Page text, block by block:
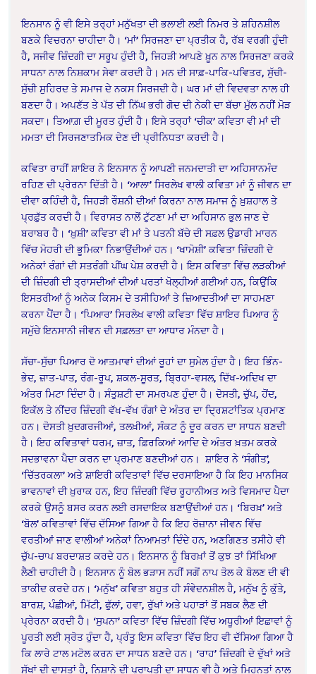
ਇਨਸਾਨ ਨੂੰ ਵੀ ਇਸੇ ਤਰ੍ਹਾਂ ਮਨੁੱਖਤਾ ਦੀ ਭਲਾਈ ਲਈ ਨਿਮਰ ਤੇ ਸ਼ਹਿਨਸ਼ੀਲ
ਬਣਕੇ ਵਿਚਰਨਾ ਚਾਹੀਦਾ ਹੈ। ‘ਮਾਂ’ ਸਿਰਜਣਾ ਦਾ ਪ੍ਰਤੀਕ ਹੈ, ਰੱਬ ਵਰਗੀ ਹੁੰਦੀ
ਹੈ, ਸਜੀਵ ਜ਼ਿੰਦਗੀ ਦਾ ਸਰੂਪ ਹੁੰਦੀ ਹੈ, ਜਿਹੜੀ ਆਪਣੇ ਖ਼ੂਨ ਨਾਲ ਸਿਰਜਣਾ ਕਰਕੇ
ਸਾਧਨਾ ਨਾਲ ਨਿਸ਼ਕਾਮ ਸੇਵਾ ਕਰਦੀ ਹੈ। ਮਨ ਦੀ ਸਾਫ਼-ਪਾਕਿ-ਪਵਿਤਰ, ਸੁੱਚੀ-
ਸੁੱਚੀ ਸੁਹਿਰਦ ਤੇ ਸਮਾਜ ਦੇ ਨਕਸ ਸਿਰਜਦੀ ਹੈ। ਘਰ ਮਾਂ ਦੀ ਵਿਦਵਤਾ ਨਾਲ ਹੀ
ਬਣਦਾ ਹੈ। ਅਪਣੱਤ ਤੇ ਪੱਤ ਦੀ ਨਿੱਘ ਭਰੀ ਗੋਦ ਦੀ ਨੇਕੀ ਦਾ ਬੱਚਾ ਮੁੱਲ ਨਹੀਂ ਮੋੜ
ਸਕਦਾ। ਤਿਆਗ਼ ਦੀ ਮੂਰਤ ਹੁੰਦੀ ਹੈ। ਇਸੇ ਤਰ੍ਹਾਂ ‘ਚੀਕ’ ਕਵਿਤਾ ਵੀ ਮਾਂ ਦੀ
ਮਮਤਾ ਦੀ ਸਿਰਜਣਾਤਮਿਕ ਦੇਣ ਦੀ ਪ੍ਰੀਨਿਧਤਾ ਕਰਦੀ ਹੈ।
ਕਵਿਤਾ ਰਾਹੀਂ ਸ਼ਾਇਰ ਨੇ ਇਨਸਾਨ ਨੂੰ ਆਪਣੀ ਜਨਮਦਾਤੀ ਦਾ ਅਹਿਸਾਨਮੰਦ
ਰਹਿਣ ਦੀ ਪ੍ਰੇਰਨਾ ਦਿੱਤੀ ਹੈ। ‘ਆਲਾ’ ਸਿਰਲੇਖ ਵਾਲੀ ਕਵਿਤਾ ਮਾਂ ਨੂੰ ਜੀਵਨ ਦਾ
ਦੀਵਾ ਕਹਿੰਦੀ ਹੈ, ਜਿਹੜੀ ਰੌਸ਼ਨੀ ਦੀਆਂ ਕਿਰਨਾ ਨਾਲ ਸਮਾਜ ਨੂੰ ਖ਼ੁਸ਼ਹਾਲ ਤੇ
ਪ੍ਰਫ਼ੁੱਤ ਕਰਦੀ ਹੈ। ਵਿਰਾਸਤ ਨਾਲੋਂ ਟੁੱਟਣਾ ਮਾਂ ਦਾ ਅਹਿਸਾਨ ਭੁਲ ਜਾਣ ਦੇ
ਬਰਾਬਰ ਹੈ। ‘ਖ਼ੁਸ਼ੀ’ ਕਵਿਤਾ ਵੀ ਮਾਂ ਤੇ ਪਤਨੀ ਬੱਚੇ ਦੀ ਸਫ਼ਲ ਉਡਾਰੀ ਮਾਰਨ
ਵਿੱਚ ਮੋਹਰੀ ਦੀ ਭੂਮਿਕਾ ਨਿਭਾਉਂਦੀਆਂ ਹਨ। ‘ਖਾਮੋਸ਼ੀ’ ਕਵਿਤਾ ਜ਼ਿੰਦਗੀ ਦੇ
ਅਨੇਕਾਂ ਰੰਗਾਂ ਦੀ ਸਤਰੰਗੀ ਪੀਂਘ ਪੇਸ਼ ਕਰਦੀ ਹੈ। ਇਸ ਕਵਿਤਾ ਵਿੱਚ ਲੜਕੀਆਂ
ਦੀ ਜ਼ਿੰਦਗੀ ਦੀ ਤ੍ਰਾਸਦੀਆਂ ਦੀਆਂ ਪਰਤਾਂ ਖੋਲ੍ਹੀਆਂ ਗਈਆਂ ਹਨ, ਕਿਉਂਕਿ
ਇਸਤਰੀਆਂ ਨੂੰ ਅਨੇਕ ਕਿਸਮ ਦੇ ਤਸੀਹਿਆਂ ਤੇ ਜ਼ਿਆਦਤੀਆਂ ਦਾ ਸਾਹਮਣਾ
ਕਰਨਾ ਪੈਂਦਾ ਹੈ। ‘ਪਿਆਰ’ ਸਿਰਲੇਖ ਵਾਲੀ ਕਵਿਤਾ ਵਿੱਚ ਸ਼ਾਇਰ ਪਿਆਰ ਨੂੰ
ਸਮੁੱਚੇ ਇਨਸਾਨੀ ਜੀਵਨ ਦੀ ਸਫ਼ਲਤਾ ਦਾ ਆਧਾਰ ਮੰਨਦਾ ਹੈ।
ਸੱਚਾ-ਸੁੱਚਾ ਪਿਆਰ ਦੋ ਆਤਮਾਵਾਂ ਦੀਆਂ ਰੂਹਾਂ ਦਾ ਸੁਮੇਲ ਹੁੰਦਾ ਹੈ। ਇਹ ਭਿੰਨ-
ਭੇਦ, ਜ਼ਾਤ-ਪਾਤ, ਰੰਗ-ਰੂਪ, ਸ਼ਕਲ-ਸੂਰਤ, ਬ੍ਰਿਹਾ-ਵਸਲ, ਦਿੱਖ-ਅਦਿਖ ਦਾ
ਅੰਤਰ ਮਿਟਾ ਦਿੰਦਾ ਹੈ। ਸੰਤੁਸ਼ਟੀ ਦਾ ਸਮਰਪਣ ਹੁੰਦਾ ਹੈ। ਦੋਸਤੀ, ਚੁੱਪ, ਹੋਂਦ,
ਇਕੱਲ ਤੇ ਨੀਂਦਰ ਜ਼ਿੰਦਗੀ ਵੱਖ-ਵੱਖ ਰੰਗਾਂ ਦੇ ਅੰਤਰ ਦਾ ਦ੍ਰਿਸ਼ਟਾਂਤਿਕ ਪ੍ਰਮਾਣ
ਹਨ। ਦੋਸਤੀ ਖ਼ੁਦਗਰਜੀਆਂ, ਤਲਖ਼ੀਆਂ, ਸੰਕਟ ਨੂੰ ਦੂਰ ਕਰਨ ਦਾ ਸਾਧਨ ਬਣਦੀ
ਹੈ। ਇਹ ਕਵਿਤਾਵਾਂ ਧਰਮ, ਜ਼ਾਤ, ਫ਼ਿਰਕਿਆਂ ਆਦਿ ਦੇ ਅੰਤਰ ਖ਼ਤਮ ਕਰਕੇ
ਸਦਭਾਵਨਾ ਪੈਦਾ ਕਰਨ ਦਾ ਪ੍ਰਮਾਣ ਬਣਦੀਆਂ ਹਨ। ਸ਼ਾਇਰ ਨੇ ‘ਸੰਗੀਤ’,
‘ਚਿੱਤਰਕਲਾ’ ਅਤੇ ਸ਼ਾਇਰੀ ਕਵਿਤਾਵਾਂ ਵਿੱਚ ਦਰਸਾਇਆ ਹੈ ਕਿ ਇਹ ਮਾਨਸਿਕ
ਭਾਵਨਾਵਾਂ ਦੀ ਖ਼ੁਰਾਕ ਹਨ, ਇਹ ਜ਼ਿੰਦਗੀ ਵਿੱਚ ਰੂਹਾਨੀਅਤ ਅਤੇ ਵਿਸਮਾਦ ਪੈਦਾ
ਕਰਕੇ ਉਸਨੂੰ ਬਸਰ ਕਰਨ ਲਈ ਰਸਦਾਇਕ ਬਣਾਉਂਦੀਆਂ ਹਨ। ‘ਬਿਰਖ਼’ ਅਤੇ
‘ਬੋਲ’ ਕਵਿਤਾਵਾਂ ਵਿੱਚ ਦੱਸਿਆ ਗਿਆ ਹੈ ਕਿ ਇਹ ਰੋਜ਼ਾਨਾ ਜੀਵਨ ਵਿੱਚ
ਵਰਤੀਆਂ ਜਾਣ ਵਾਲੀਆਂ ਅਨੇਕਾਂ ਨਿਆਮਤਾਂ ਦਿੰਦੇ ਹਨ, ਅਣਗਿਣਤ ਤਸੀਹੇ ਵੀ
ਚੁੱਪ-ਚਾਪ ਬਰਦਾਸ਼ਤ ਕਰਦੇ ਹਨ। ਇਨਸਾਨ ਨੂੰ ਬਿਰਖ਼ਾਂ ਤੋਂ ਕੁਝ ਤਾਂ ਸਿੱਖਿਆ
ਲੈਣੀ ਚਾਹੀਦੀ ਹੈ। ਇਨਸਾਨ ਨੂੰ ਬੋਲ ਭੜਾਸ ਨਹੀਂ ਸਗੋਂ ਨਾਪ ਤੋਲ ਕੇ ਬੋਲਣ ਦੀ ਵੀ
ਤਾਕੀਦ ਕਰਦੇ ਹਨ। ‘ਮਨੁੱਖ’ ਕਵਿਤਾ ਬਹੁਤ ਹੀ ਸੰਵੇਦਨਸ਼ੀਲ ਹੈ, ਮਨੁੱਖ ਨੂੰ ਕੁੱਤੇ,
ਬਾਰਸ਼, ਪੰਛੀਆਂ, ਮਿੱਟੀ, ਫੁੱਲਾਂ, ਹਵਾ, ਰੁੱਖਾਂ ਅਤੇ ਪਹਾੜਾਂ ਤੋਂ ਸਬਕ ਲੈਣ ਦੀ
ਪ੍ਰੇਰਨਾ ਕਰਦੀ ਹੈ। ‘ਸੁਪਨਾ’ ਕਵਿਤਾ ਵਿੱਚ ਜ਼ਿੰਦਗੀ ਵਿੱਚ ਅਧੂਰੀਆਂ ਇਛਾਵਾਂ ਨੂੰ
ਪੂਰਤੀ ਲਈ ਸ੍ਰੋਤ ਹੁੰਦਾ ਹੈ, ਪ੍ਰੰਤੂ ਇਸ ਕਵਿਤਾ ਵਿੱਚ ਇਹ ਵੀ ਦੱਸਿਆ ਗਿਆ ਹੈ
ਕਿ ਲਾਰੇ ਟਾਲ ਮਟੋਲ ਕਰਨ ਦਾ ਸਾਧਨ ਬਣਦੇ ਹਨ। ‘ਰਾਹ’ ਜ਼ਿੰਦਗੀ ਦੇ ਦੁੱਖਾਂ ਅਤੇ
ਸੁੱਖਾਂ ਦੀ ਦਾਸਤਾਂ ਹੈ, ਨਿਸ਼ਾਨੇ ਦੀ ਪ੍ਰਾਪਤੀ ਦਾ ਸਾਧਨ ਵੀ ਹੈ ਅਤੇ ਮਿਹਨਤਾਂ ਨਾਲ